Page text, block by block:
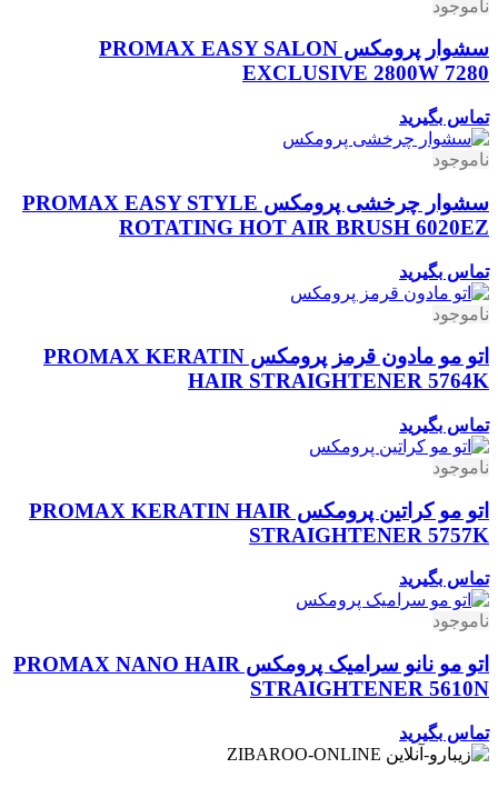
ناموجود
سشوار پرومکس PROMAX EASY SALON
EXCLUSIVE 2800W 7280
تماس بگیرید
ناموجود
سشوار چرخشی پرومکس PROMAX EASY STYLE
ROTATING HOT AIR BRUSH 6020EZ
تماس بگیرید
ناموجود
اتو مو مادون قرمز پرومکس PROMAX KERATIN
HAIR STRAIGHTENER 5764K
تماس بگیرید
ناموجود
اتو مو کراتین پرومکس PROMAX KERATIN HAIR
STRAIGHTENER 5757K
تماس بگیرید
ناموجود
اتو مو نانو سرامیک پرومکس PROMAX NANO HAIR
STRAIGHTENER 5610N
تماس بگیرید